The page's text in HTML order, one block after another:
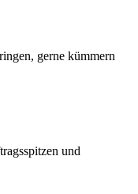
gerne kümmern
und